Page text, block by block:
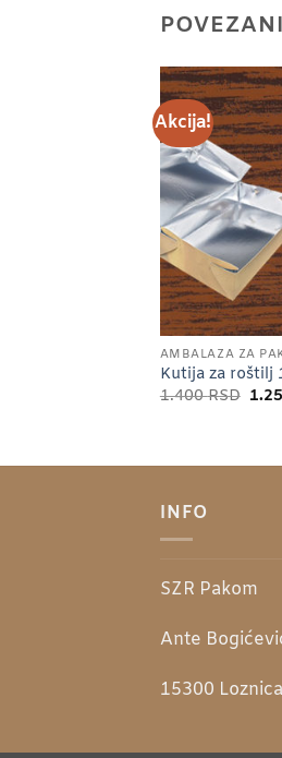
Akcija!
AMBALAŽA ZA
Kutija za roštilj
1.400RSD
INFO
SZR Pakom
Ante
15300 Loznica